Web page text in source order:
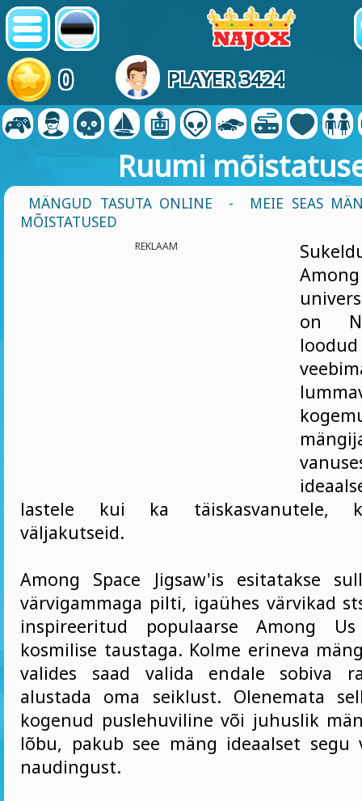
0 PLAYER 3424
Ruumi
MÄNGUD TASUTA ONLINE -
MEIE SEAS
MÕISTATUSED
REKLAAM
on
lastele kui ka täiskasvanutele,
väljakutseid.
Among Space Jigsaw'is esitatakse
värvigammaga pilti, igaühes värvikad
inspireeritud populaarse Among
kosmilise taustaga. Kolme erineva
valides saad valida endale sobiva
alustada oma seiklust. Olenemata
kogenud puslehuviline või juhuslik
lõbu, pakub see mäng ideaalset segu
naudingust.